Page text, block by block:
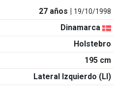
27 años | 19/10/1998
Dinamarca
Holstebro
195 cm
Lateral Izquierdo (LI)